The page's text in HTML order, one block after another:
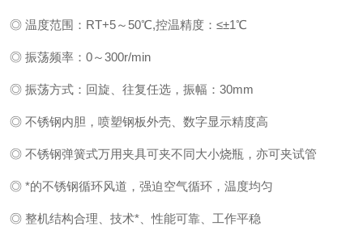
◎ 温度范围：RT+5～50℃,控温精度：≤±1℃
◎ 振荡频率：0～300r/min
◎ 振荡方式：回旋、往复任选，振幅：30mm
◎ 不锈钢内胆，喷塑钢板外壳、数字显示精度高
◎ 不锈钢弹簧式万用夹具可夹不同大小烧瓶，亦可夹试管
◎ *的不锈钢循环风道，强迫空气循环，温度均匀
◎ 整机结构合理、技术*、性能可靠、工作平稳